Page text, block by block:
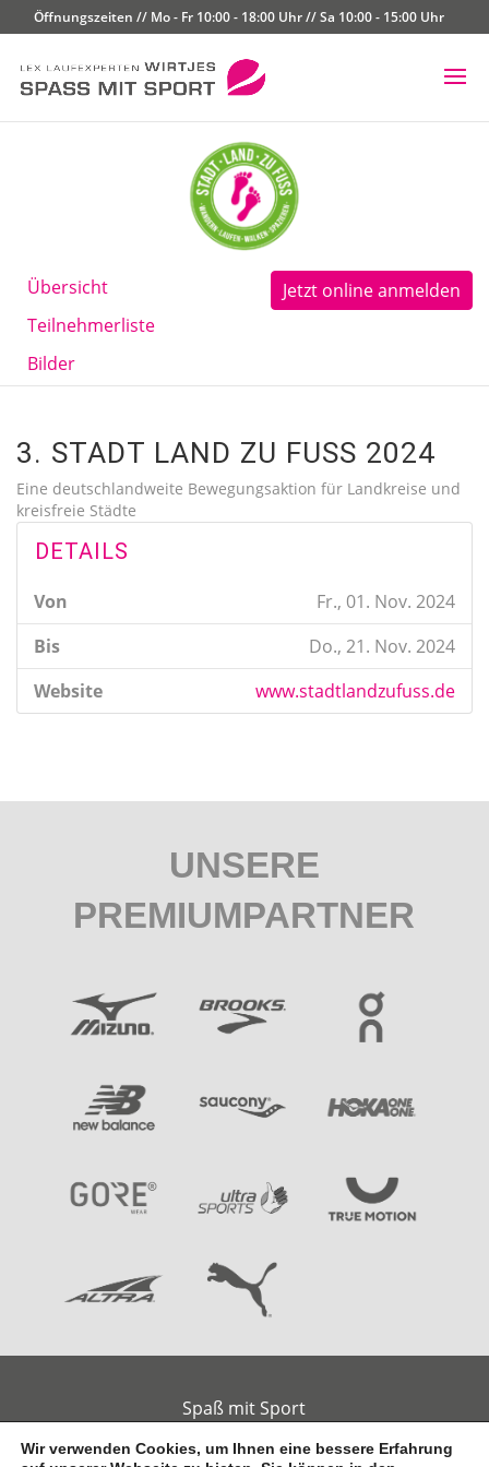
Öffnungszeiten // Mo - Fr 10:00 - 18:00 Uhr // Sa 10:00 - 15:00 Uhr
Übersicht
Teilnehmerliste
Bilder
Jetzt online anmelden
3. STADT LAND ZU FUSS 2024
Eine deutschlandweite Bewegungsaktion für Landkreise und
kreisfreie Städte
DETAILS
Von
Fr., 01. Nov. 2024
Bis
Do., 21. Nov. 2024
Website
www.stadtlandzufuss.de
UNSERE
PREMIUMPARTNER
Spaß mit Sport
Am alten Handelshafen 2
26789 Leer
Wir verwenden Cookies, um Ihnen eine bessere Erfahrung